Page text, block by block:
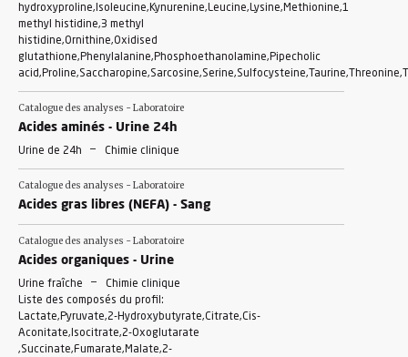
hydroxyproline,Isoleucine,Kynurenine,Leucine,Lysine,Methionine,1
methyl histidine,3 methyl
histidine,Ornithine,Oxidised
glutathione,Phenylalanine,Phosphoethanolamine,Pipecholic
Catalogue des analyses - Laboratoire
Acides aminés - Urine 24h
Urine de 24h - Chimie clinique
Catalogue des analyses - Laboratoire
Acides gras libres (NEFA) - Sang
Catalogue des analyses - Laboratoire
Acides organiques - Urine
Urine fraîche -
Chimie clinique
Liste des composés du profil:
Lactate,Pyruvate,2-Hydroxybutyrate,Citrate,Cis-
Aconitate,Isocitrate,2-Oxoglutarate
,Succinate,Fumarate,Malate,2-